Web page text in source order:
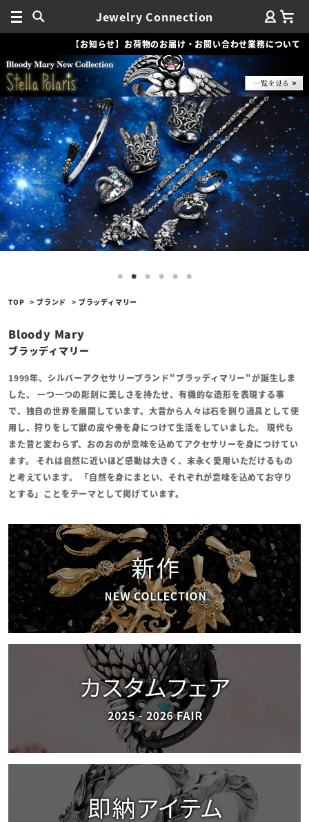
Jewelry Connection
【お知らせ】お荷物のお届け・お問い合わせ業務について
TOP ブランド ブラッディマリー
Bloody Mary
ブラッディマリー
1999年、シルバーアクセサリーブランド"ブラッディマリー"が誕生しま
した。 一つ一つの彫刻に美しさを持たせ、有機的な造形を表現する事
で、独自の世界を展開しています。大昔から人々は石を削り道具として使
用し、狩りをして獣の皮や骨を身につけて生活をしていました。 現代も
また昔と変わらず、おのおのが意味を込めてアクセサリーを身につけてい
ます。 それは自然に近いほど感動は大きく、末永く愛用いただけるもの
と考えています。 「自然を身にまとい、それぞれが意味を込めてお守り
とする」ことをテーマとして掲げています。